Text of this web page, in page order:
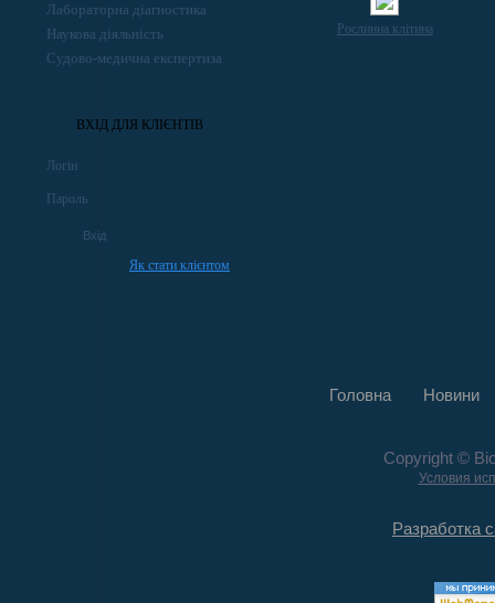
Лабораторна діагностика
Наукова діяльність
Судово-медична експертиза
ВХІД ДЛЯ КЛІЄНТІВ
Логін
Пароль
Як стати клієнтом
Рослинна клітина
Головна Новини
Copyright ©
Условия
Разработка